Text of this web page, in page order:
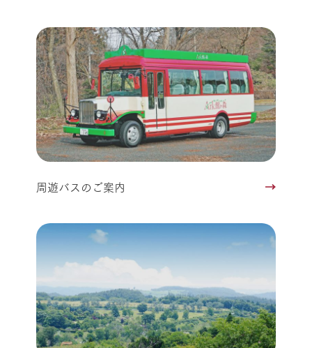
周遊バスのご案内